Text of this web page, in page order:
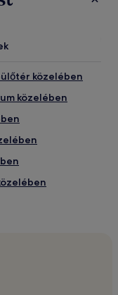
közelében
közelében